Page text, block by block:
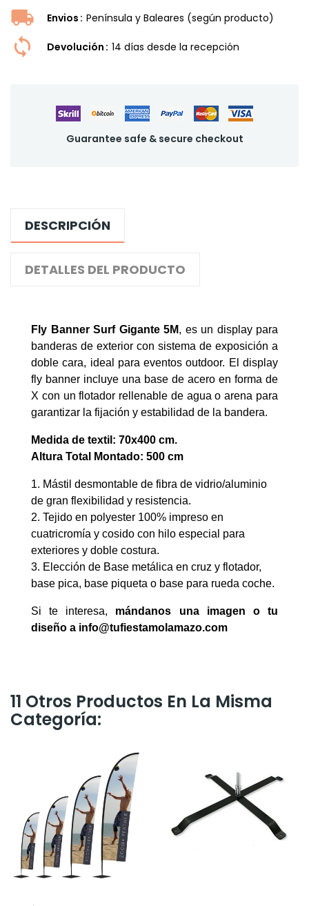
Envios Península y Baleares (según producto)
Devolución 14 dí­as desde la recepción
Guarantee safe & secure checkout
DESCRIPCIÓN
DETALLES DEL PRODUCTO
Fly Banner Surf Gigante 5M, es un display para
banderas de exterior con sistema de exposición a
doble cara, ideal para eventos outdoor. El display
fly banner incluye una base de acero en forma de
X con un flotador rellenable de agua o arena para
garantizar la fijación y estabilidad de la bandera.
Medida de textil: 70x400 cm.
Altura Total Montado: 500 cm
1. Mástil desmontable de fibra de vidrio/aluminio
de gran flexibilidad y resistencia.
2. Tejido en polyester 100% impreso en
cuatricromía y cosido con hilo especial para
exteriores y doble costura.
3. Elección de Base metálica en cruz y flotador,
base pica, base piqueta o base para rueda coche.
Si te interesa, mándanos una imagen o tu
diseño a info@tufiestamolamazo.com
11 Otros Productos En La Misma
Categoría: